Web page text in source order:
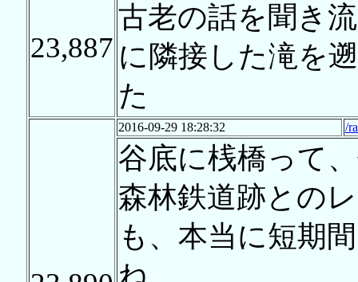
23,887
古老の話を聞き
に隣接した滝を
た
2016-09-29 18:28:32 /
谷底に桟橋って
森林鉄道跡との
も、本当に短期